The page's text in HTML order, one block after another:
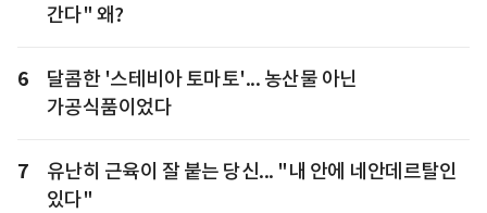
간다" 왜?
6
달콤한 '스테비아 토마토'... 농산물 아닌
가공식품이었다
7
유난히 근육이 잘 붙는 당신... "내 안에 네안데르탈인
있다"